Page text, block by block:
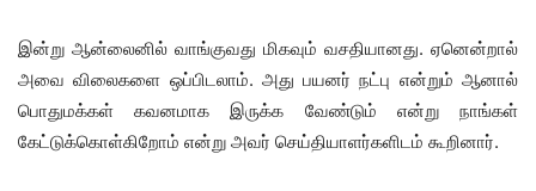
இன்று ஆன்லைனில் வாங்குவது மிகவும் வசதியானது. ஏனென்றால்
அவை விலைகளை ஒப்பிடலாம். அது பயனர் நட்பு என்றும் ஆனால்
பொதுமக்கள் கவனமாக இருக்க வேண்டும் என்று நாங்கள்
கேட்டுக்கொள்கிறோம் என்று அவர் செய்தியாளர்களிடம் கூறினார்.